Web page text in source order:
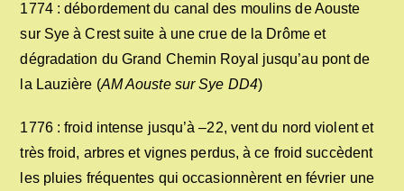
1774 : débordement du canal des moulins de Aouste
sur Sye à Crest suite à une crue de la Drôme et
dégradation du Grand Chemin Royal jusqu’au pont de
la Lauzière (AM Aouste sur Sye DD4)
1776 : froid intense jusqu’à –22, vent du nord violent et
très froid, arbres et vignes perdus, à ce froid succèdent
les pluies fréquentes qui occasionnèrent en février une